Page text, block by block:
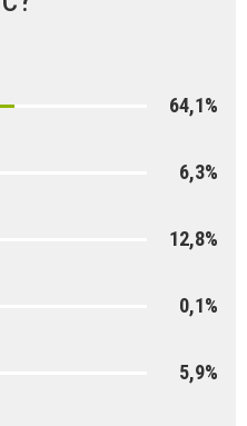
64,1%
6,3%
12,8%
0,1%
5,9%